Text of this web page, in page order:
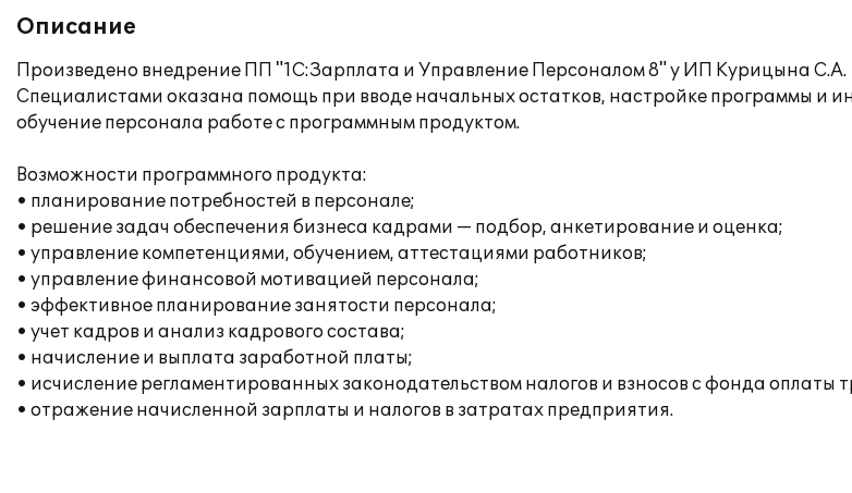
Описание
Произведено внедрение ПП "1С:Зарплата и Управление Персоналом 8" у ИП Курицына С.А.
Специалистами оказана помощь при вводе начальных остатков, настройке программы и
обучение персонала работе с программным продуктом.
Возможности программного продукта:
• планирование потребностей в персонале;
• решение задач обеспечения бизнеса кадрами — подбор, анкетирование и оценка;
• управление компетенциями, обучением, аттестациями работников;
• управление финансовой мотивацией персонала;
• эффективное планирование занятости персонала;
• учет кадров и анализ кадрового состава;
• начисление и выплата заработной платы;
• исчисление регламентированных законодательством налогов и взносов с фонда оплаты
• отражение начисленной зарплаты и налогов в затратах предприятия.